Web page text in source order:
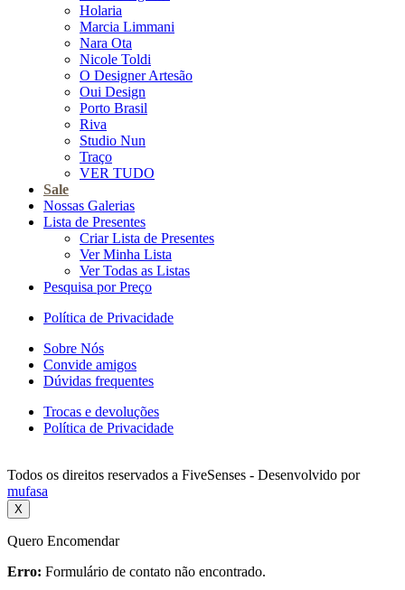
Holaria
Marcia Limmani
Nara Ota
Nicole Toldi
O Designer Artesão
Oui Design
Porto Brasil
Riva
Studio Nun
Traço
VER TUDO
Sale
Nossas Galerias
Lista de Presentes
Criar Lista de Presentes
Ver Minha Lista
Ver Todas as Listas
Pesquisa por Preço
Política de Privacidade
Sobre Nós
Convide amigos
Dúvidas frequentes
Trocas e devoluções
Política de Privacidade
Todos os direitos reservados a FiveSenses - Desenvolvido por
mufasa
X
Quero Encomendar
Erro: Formulário de contato não encontrado.